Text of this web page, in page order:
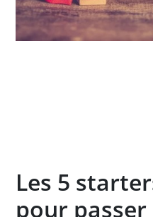
Les 5
pour passer